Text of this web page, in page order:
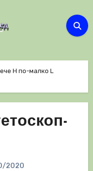
H по-малко L
2020